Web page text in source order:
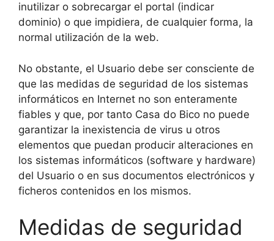
inutilizar o sobrecargar el portal (indicar
dominio) o que impidiera, de cualquier forma, la
normal utilización de la web.
No obstante, el Usuario debe ser consciente de
que las medidas de seguridad de los sistemas
informáticos en Internet no son enteramente
fiables y que, por tanto Casa do Bico no puede
garantizar la inexistencia de virus u otros
elementos que puedan producir alteraciones en
los sistemas informáticos (software y hardware)
del Usuario o en sus documentos electrónicos y
ficheros contenidos en los mismos.
Medidas de seguridad